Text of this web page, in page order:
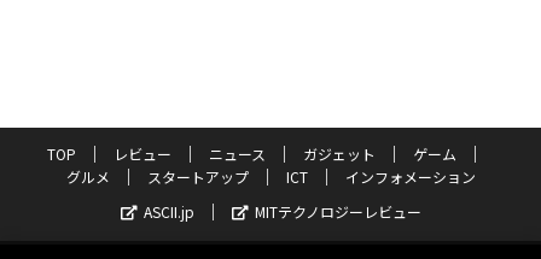
TOP レビュー ニュース ガジェット
ゲーム
グルメ
スタートアップ ICT
インフォメーション
ASCII.jp
MITテクノロジーレビュー